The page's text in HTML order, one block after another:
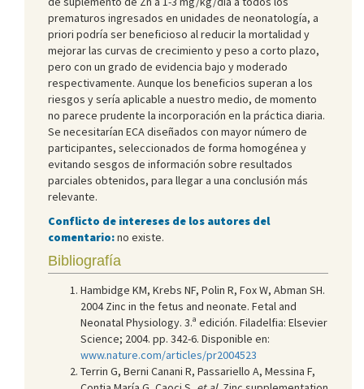
prematuros ingresados en unidades de neonatología, a
priori podría ser beneficioso al reducir la mortalidad y
mejorar las curvas de crecimiento y peso a corto plazo,
pero con un grado de evidencia bajo y moderado
respectivamente. Aunque los beneficios superan a los
riesgos y sería aplicable a nuestro medio, de momento
no parece prudente la incorporación en la práctica diaria.
Se necesitarían ECA diseñados con mayor número de
participantes, seleccionados de forma homogénea y
evitando sesgos de información sobre resultados
parciales obtenidos, para llegar a una conclusión más
relevante.
Conflicto de intereses de los autores del
comentario:no existe.
Bibliografía
Hambidge KM, Krebs NF, Polin R, Fox W, Abman SH.
2004 Zinc in the fetus and neonate. Fetal and
Neonatal Physiology. 3.ª edición. Filadelfia: Elsevier
Science; 2004. pp. 342-6. Disponible en:
www.nature.com/articles/pr2004523
Terrin G, Berni Canani R, Passariello A, Messina F,